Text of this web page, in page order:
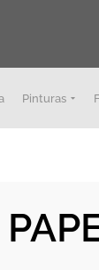
Pinturas